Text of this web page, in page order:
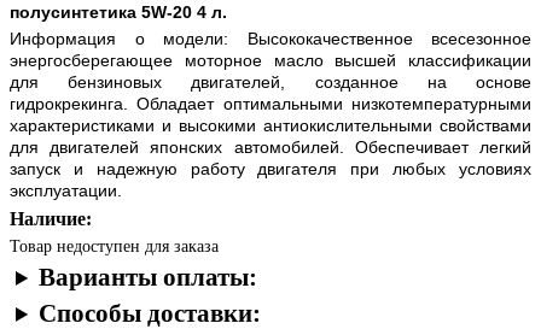
полусинтетика 5W-20 4 л.
Информация о модели: Высококачественное всесезонное
энергосберегающее моторное масло высшей классификации
для бензиновых двигателей, созданное на основе
гидрокрекинга. Обладает оптимальными низкотемпературными
характеристиками и высокими антиокислительными свойствами
для двигателей японских автомобилей. Обеспечивает легкий
запуск и надежную работу двигателя при любых условиях
эксплуатации.
Наличие:
Товар недоступен для заказа
Варианты оплаты:
Способы доставки: